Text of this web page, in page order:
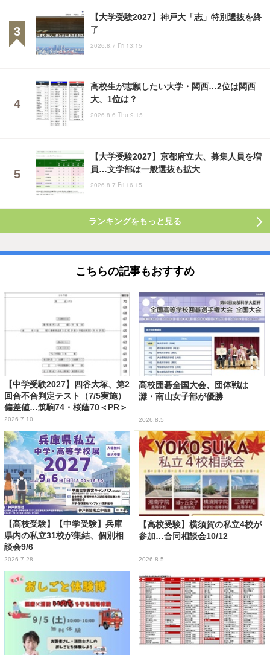
【大学受験2027】神戸大「志」特別選抜を終
了
2026.8.7 Fri 13:15
高校生が志願したい大学・関西…2位は関西
大、1位は？
2026.8.6 Thu 9:15
【大学受験2027】京都府立大、募集人員を増
員…文学部は一般選抜も拡大
2026.8.7 Fri 16:15
ランキングをもっと見る
こちらの記事もおすすめ
【中学受験2027】四谷大塚、第2
回合不合判定テスト（7/5実施）
偏差値…筑駒74・桜蔭70＜PR＞
2026.7.10
高校囲碁全国大会、団体戦は
灘・南山女子部が優勝
2026.8.5
【高校受験】【中学受験】兵庫
県内の私立31校が集結、個別相
談会9/6
2026.7.28
【高校受験】横須賀の私立4校が
参加…合同相談会10/12
2026.8.5